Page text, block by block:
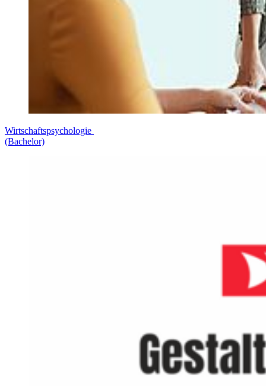
Wirtschaftspsychologie
(Bachelor)